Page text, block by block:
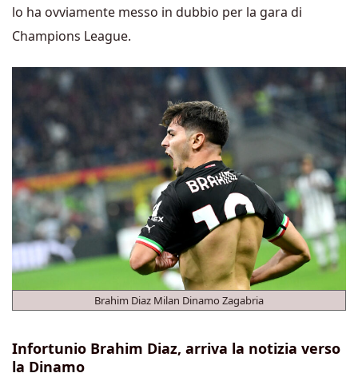
lo ha ovviamente messo in dubbio per la gara di
Champions League.
Brahim Diaz Milan Dinamo Zagabria
Infortunio Brahim Diaz, arriva la notizia verso
la Dinamo